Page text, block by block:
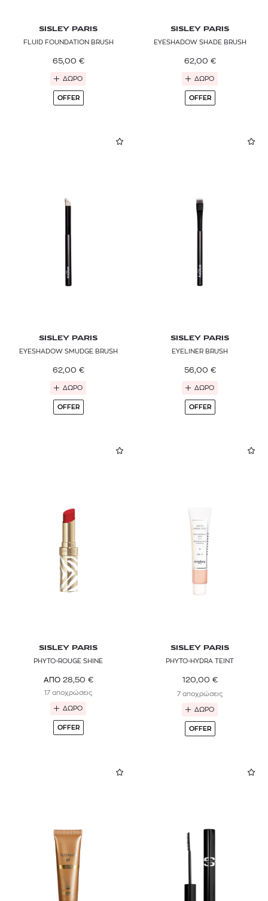
SISLEY PARIS
FLUID FOUNDATION BRUSH
65,00 €
ΔΩΡΟ
OFFER
SISLEY PARIS
EYESHADOW SHADE BRUSH
62,00 €
ΔΩΡΟ
OFFER
SISLEY PARIS
EYESHADOW SMUDGE BRUSH
62,00 €
ΔΩΡΟ
OFFER
SISLEY PARIS
EYELINER BRUSH
56,00 €
ΔΩΡΟ
OFFER
SISLEY PARIS
PHYTO-ROUGE SHINE
ΑΠΟ 28,50 €
17 αποχρώσεις
ΔΩΡΟ
OFFER
SISLEY PARIS
PHYTO-HYDRA TEINT
120,00 €
7 αποχρώσεις
ΔΩΡΟ
OFFER